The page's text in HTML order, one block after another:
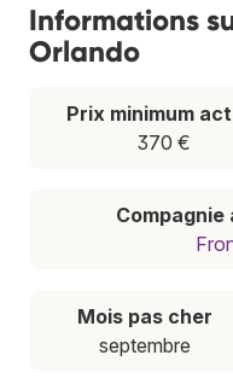
Informations
Orlando
Prix minimum
370 €
Mois pas cher
septembre